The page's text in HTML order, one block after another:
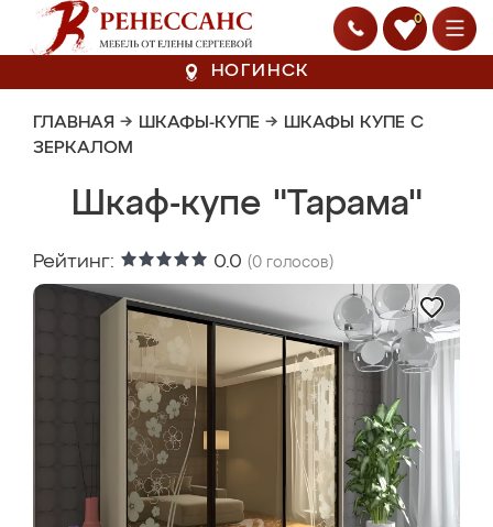
0
НОГИНСК
ГЛАВНАЯ → ШКАФЫ-КУПЕ → ШКАФЫ КУПЕ С
ЗЕРКАЛОМ
Шкаф-купе "Тарама"
Рейтинг: 0.0 (0 голосов)